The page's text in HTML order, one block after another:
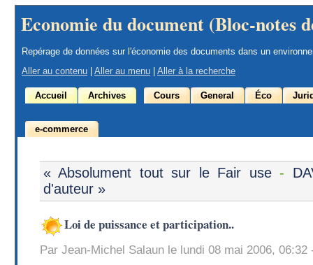
Economie du document (Bloc-notes
Repérage de données sur l'économie des documents dans un
Aller au contenu
Aller au menu Aller à la recherche
Accueil Archives Cours General Éco
e-commerce
« Absolument tout sur le Fair use -
d'auteur »
Loi de puissance et participation..
Par Jean-Michel Salaun le lundi 08 mai 2006,